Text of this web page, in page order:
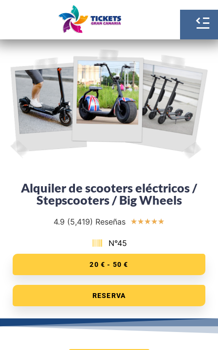
Alquiler de scooters eléctricos /
Stepscooters / Big Wheels
4.9 (5,419) Reseñas ★★★★★
N°45
20 € - 50 €
RESERVA